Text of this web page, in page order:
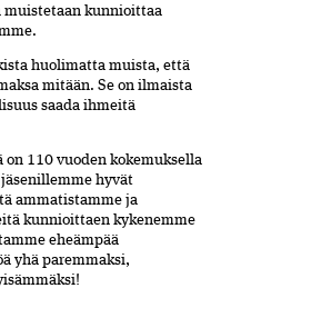
muistetaan kunnioittaa
huolimatta muista, että
mitään. Se on ilmaista
saada ihmeitä
110 vuoden kokemuksella
hyvät
ammatistamme ja
kunnioittaen kykenemme
eheämpää
yhä paremmaksi,